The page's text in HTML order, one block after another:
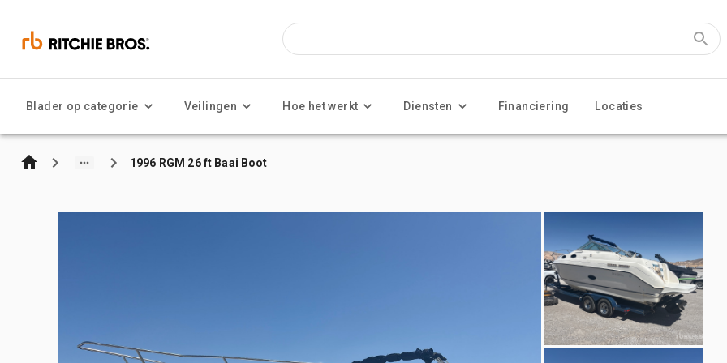
Blader op categorie Veilingen Hoe het werkt Diensten Financiering Locaties
1996 RGM 26 ft Baai Boot